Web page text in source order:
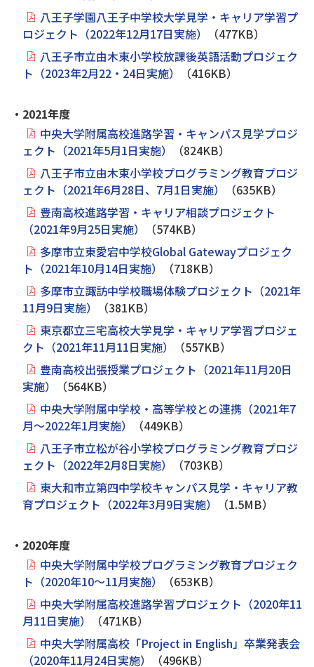
八王子学園八王子中学校大学見学・キャリア学習プ
ロジェクト（2022年12月17日実施）
（477KB）
八王子市立由木東小学校放課後英語活動プロジェク
ト（2023年2月22・24日実施）
（416KB）
・2021年度
中央大学附属高校進路学習・キャンパス見学プロジ
ェクト（2021年5月1日実施）
（824KB）
八王子市立由木東小学校プログラミング教育プロジ
ェクト（2021年6月28日、7月1日実施）
（635KB）
豊南高校進路学習・キャリア相談プロジェクト
（2021年9月25日実施）
（574KB）
多摩市立東愛宕中学校Global Gatewayプロジェク
ト（2021年10月14日実施）
（718KB）
多摩市立諏訪中学校職場体験プロジェクト（2021年
11月9日実施）
（381KB）
東京都立三宅高校大学見学・キャリア学習プロジェ
クト（2021年11月11日実施）
（557KB）
豊南高校出張授業プロジェクト（2021年11月20日
実施）
（564KB）
中央大学附属中学校・高等学校との連携（2021年7
月～2022年1月実施）
（449KB）
八王子市立松が谷小学校プログラミング教育プロジ
ェクト（2022年2月8日実施）
（703KB）
東大和市立第四中学校キャンパス見学・キャリア教
育プロジェクト（2022年3月9日実施）
（1.5MB）
・2020年度
中央大学附属中学校プログラミング教育プロジェク
ト（2020年10～11月実施）
（653KB）
中央大学附属高校進路学習プロジェクト（2020年11
月11日実施）
（471KB）
中央大学附属高校「Project in English」卒業発表会
（2020年11月24日実施）
（496KB）